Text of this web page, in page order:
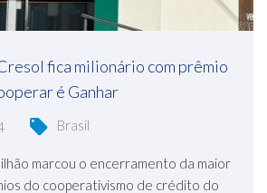
fica milionário com prêmio
é Ganhar
Brasil
marcou o encerramento da maior
do cooperativismo de crédito do